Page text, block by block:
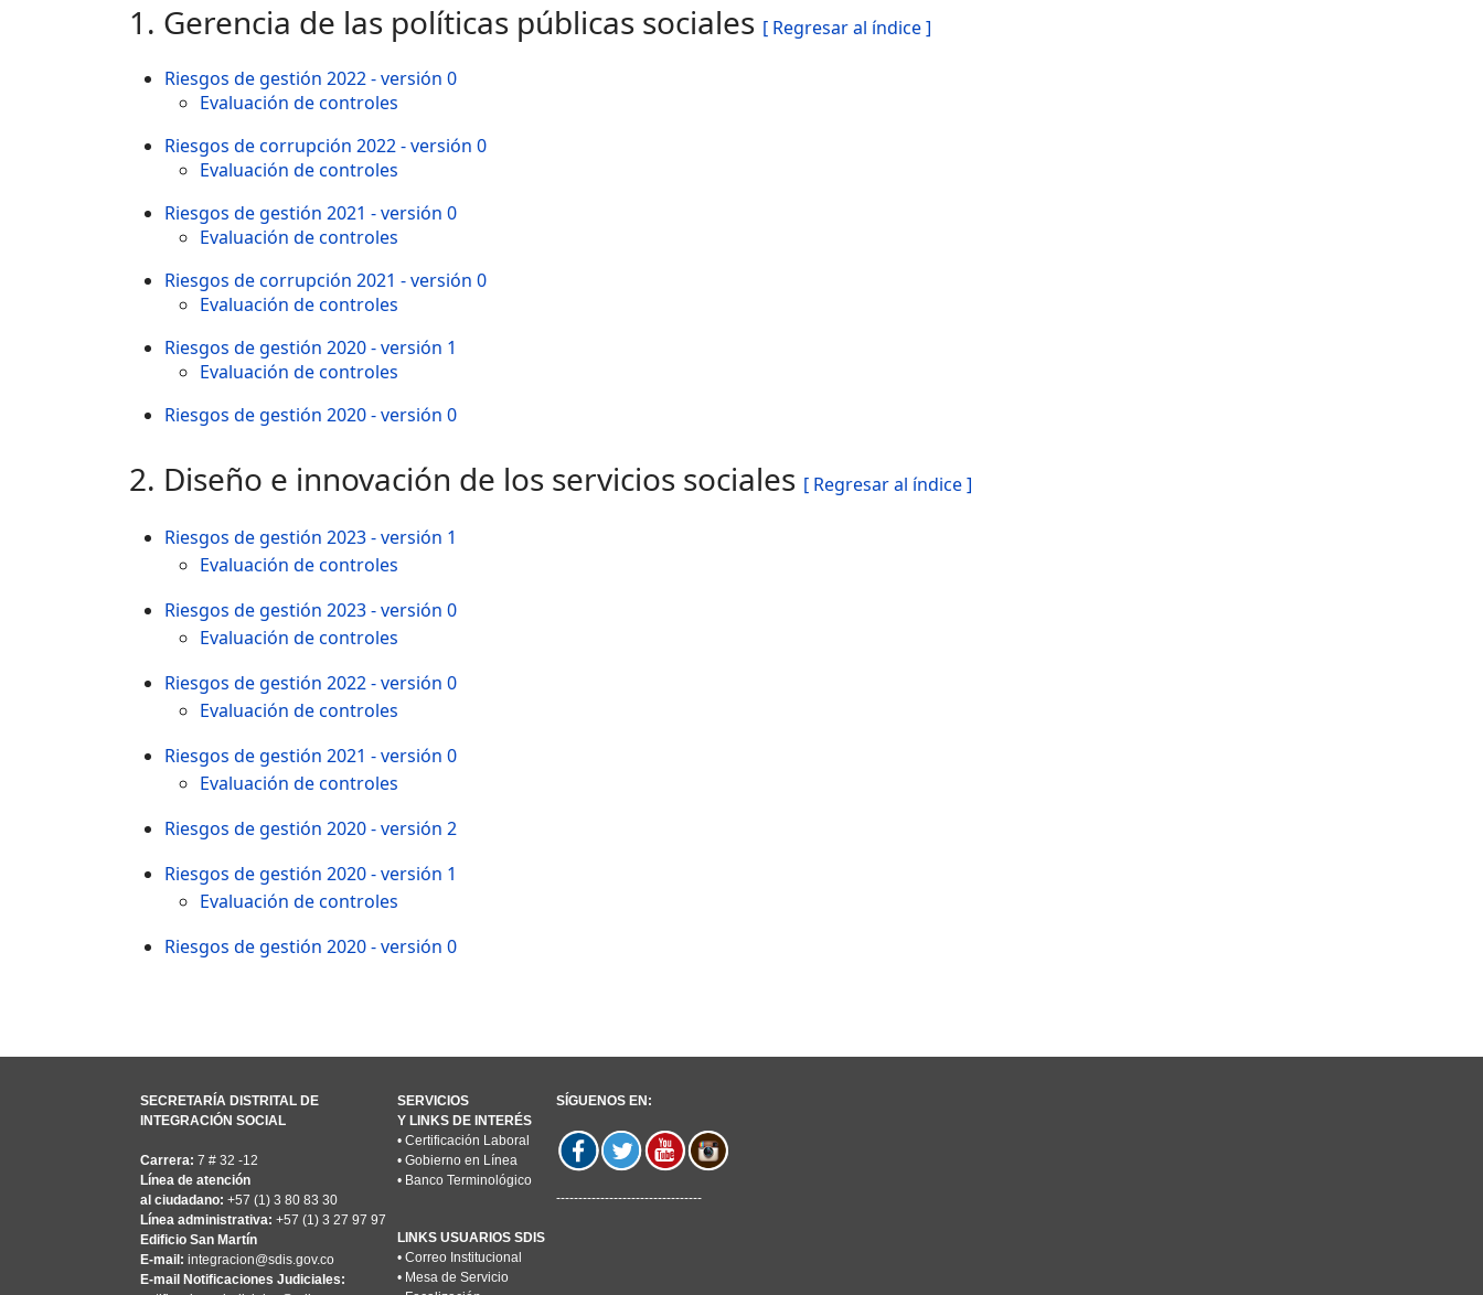
1. Gerencia de las políticas públicas sociales [ Regresar al índice ]
Riesgos de gestión 2022 - versión 0
Evaluación de controles
Riesgos de corrupción 2022 - versión 0
Evaluación de controles
Riesgos de gestión 2021 - versión 0
Evaluación de controles
Riesgos de corrupción 2021 - versión 0
Evaluación de controles
Riesgos de gestión 2020 - versión 1
Evaluación de controles
Riesgos de gestión 2020 - versión 0
2. Diseño e innovación de los servicios sociales [ Regresar al índice ]
Riesgos de gestión 2023 - versión 1
Evaluación de controles
Riesgos de gestión 2023 - versión 0
Evaluación de controles
Riesgos de gestión 2022 - versión 0
Evaluación de controles
Riesgos de gestión 2021 - versión 0
Evaluación de controles
Riesgos de gestión 2020 - versión 2
Riesgos de gestión 2020 - versión 1
Evaluación de controles
Riesgos de gestión 2020 - versión 0
SECRETARÍA DISTRITAL DE
INTEGRACIÓN SOCIAL
Carrera: 7 # 32 -12
Línea de atención
al ciudadano: +57 (1) 3 80 83 30
Línea administrativa: +57 (1) 3 27 97 97
Edificio San Martín
E-mail: integracion@sdis.gov.co
E-mail Notificaciones Judiciales:
SERVICIOS
Y LINKS DE INTERÉS
• Certificación Laboral
• Gobierno en Línea
• Banco Terminológico
LINKS USUARIOS SDIS
• Correo Institucional
• Mesa de Servicio
SÍGUENOS EN:
---------------------------------